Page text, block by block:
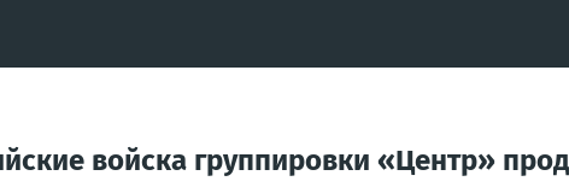
войска группировки «Центр»